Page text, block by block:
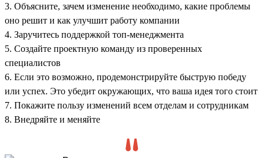
3. Объясните, зачем изменение необходимо, какие проблемы
оно решит и как улучшит работу компании
4. Заручитесь поддержкой топ-менеджмента
5. Создайте проектную команду из проверенных
специалистов
6. Если это возможно, продемонстрируйте быструю победу
или успех. Это убедит окружающих, что ваша идея того стоит
7. Покажите пользу изменений всем отделам и сотрудникам
8. Внедряйте и меняйте